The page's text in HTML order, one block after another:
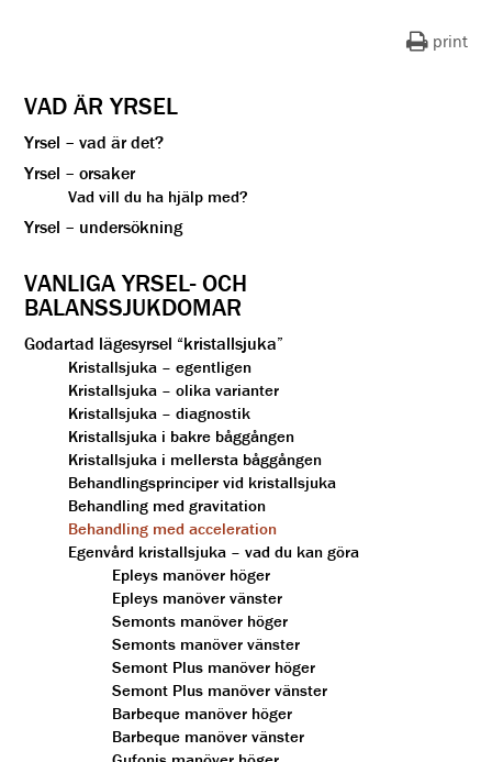
print
VAD ÄR YRSEL
Yrsel – vad är det?
Yrsel – orsaker
Vad vill du ha hjälp med?
Yrsel – undersökning
VANLIGA YRSEL- OCH
BALANSSJUKDOMAR
Godartad lägesyrsel “kristallsjuka”
Kristallsjuka – egentligen
Kristallsjuka – olika varianter
Kristallsjuka – diagnostik
Kristallsjuka i bakre båggången
Kristallsjuka i mellersta båggången
Behandlingsprinciper vid kristallsjuka
Behandling med gravitation
Behandling med acceleration
Egenvård kristallsjuka – vad du kan göra
Epleys manöver höger
Epleys manöver vänster
Semonts manöver höger
Semonts manöver vänster
Semont Plus manöver höger
Semont Plus manöver vänster
Barbeque manöver höger
Barbeque manöver vänster